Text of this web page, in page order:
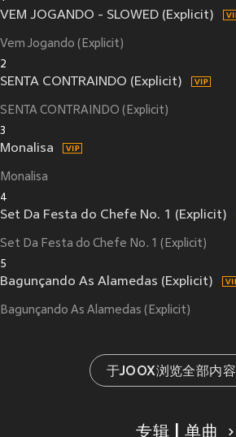
VEM JOGANDO - SLOWED (Explicit)
Vem Jogando (Explicit)
2
SENTA CONTRAINDO (Explicit)
SENTA CONTRAINDO (Explicit)
3
Monalisa
Monalisa
4
Set Da Festa do Chefe No. 1 (Explicit)
Set Da Festa do Chefe No. 1 (Explicit)
5
Bagunçando As Alamedas (Explicit)
Bagunçando As Alamedas (Explicit)
于JOOX浏览全部内容
专辑 | 单曲